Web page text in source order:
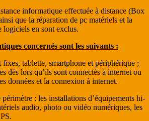
informatique effectuée à distance (Box
que la réparation de pc matériels et la
logiciels en sont exclus.
concernés sont les suivants :
fixes, tablette, smartphone et périphérique ;
dès lors qu’ils sont connectés à internet ou
données et la connexion à internet.
: les installations d’équipements hi-
audio, photo ou vidéo numériques, les